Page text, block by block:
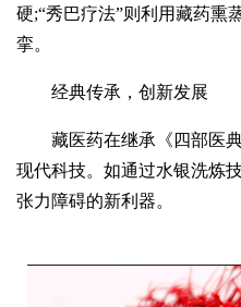
硬;“秀巴疗法”则利用藏药熏
挛。
经典传承，创新发展
藏医药在继承《四部医
现代科技。如通过水银洗炼
张力障碍的新利器。